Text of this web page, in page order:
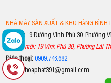
NHÀ MÁY SẢN XUẤT & KHO HÀNG BÌNH
Địa chỉ:19 Đường Vĩnh Phú 30, Phường
Địa chỉ mới: 19 Vĩnh Phú 30, Phường Lái
Điện thoại:0909.746.682
Email: hoaphat391@gmail.com